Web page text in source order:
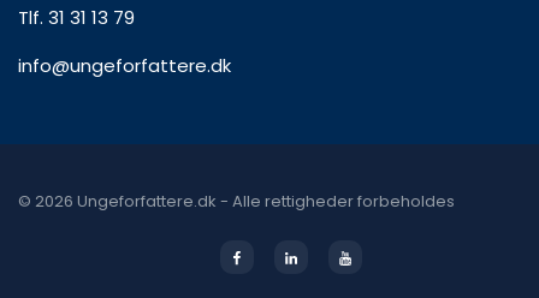
Tlf. 31 31 13 79
info@ungeforfattere.dk
© 2026 Ungeforfattere.dk - Alle rettigheder forbeholdes
FacebookLinkedinYoutube